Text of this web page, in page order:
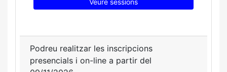
Veure sessions
Podreu realitzar les inscripcions
presencials i on-line a partir del